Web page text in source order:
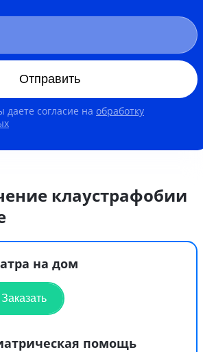
Отправить
даете согласие на обработку
клаустрафобии
на дом
Заказать
помощь